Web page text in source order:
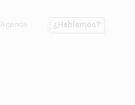
Agenda ¿Hablamos?